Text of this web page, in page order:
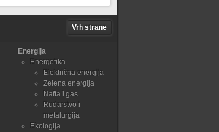
Vrh strane
Energija
Energetika
Električna energija
Zelena energija
Nafta i gas
Rudarstvo i
metalurgija
Ekologija